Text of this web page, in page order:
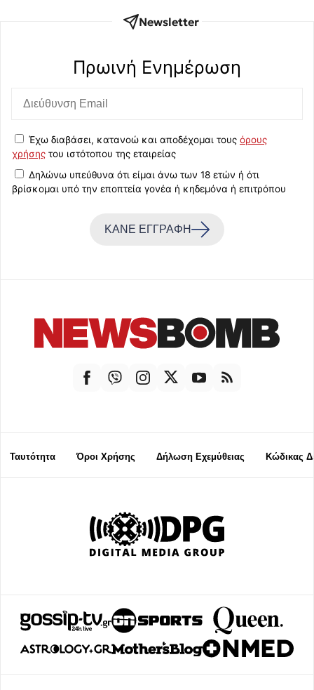
Newsletter
Πρωινή Eνημέρωση
Έχω διαβάσει, κατανοώ και αποδέχομαι τους όρους
χρήσης του ιστότοπου της εταιρείας
Δηλώνω υπεύθυνα ότι είμαι άνω των 18 ετών ή ότι
βρίσκομαι υπό την εποπτεία γονέα ή κηδεμόνα ή επιτρόπου
ΚΑΝΕ ΕΓΓΡΑΦΗ
Ταυτότητα Όροι Χρήσης Δήλωση Εχεμύθειας Κώδικας